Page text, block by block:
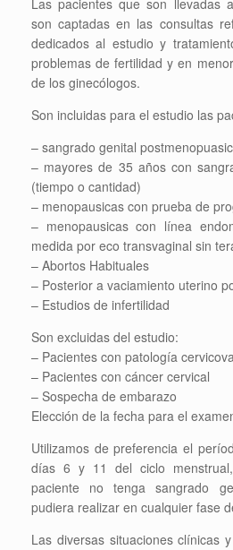
Las pacientes que son llevadas
son captadas en las consultas
dedicados al estudio y
problemas de fertilidad y en
de los ginecólogos.
Son incluidas para el estudio las
– sangrado genital
– mayores de 35 años con
(tiempo o cantidad)
– menopausicas con prueba de
– menopausicas con línea
medida por eco transvaginal sin
– Abortos Habituales
– Posterior a vaciamiento uterino
– Estudios de infertilidad
Son excluidas del estudio:
– Pacientes con patología
– Pacientes con cáncer cervical
– Sospecha de embarazo
Elección de la fecha para el
Utilizamos de preferencia el
días 6 y 11 del ciclo
paciente no tenga sangrado
pudiera realizar en cualquier fase
Las diversas situaciones clínicas